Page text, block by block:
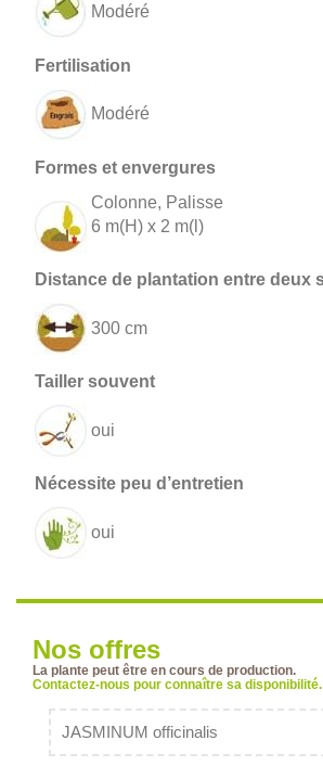
Modéré
Modéré
Colonne, Palisse
6 m(H) x 2 m(l)
300 cm
oui
oui
Nos offres
La plante peut être en cours de production.
Contactez-nous pour connaître sa disponibilité.
JASMINUM officinalis